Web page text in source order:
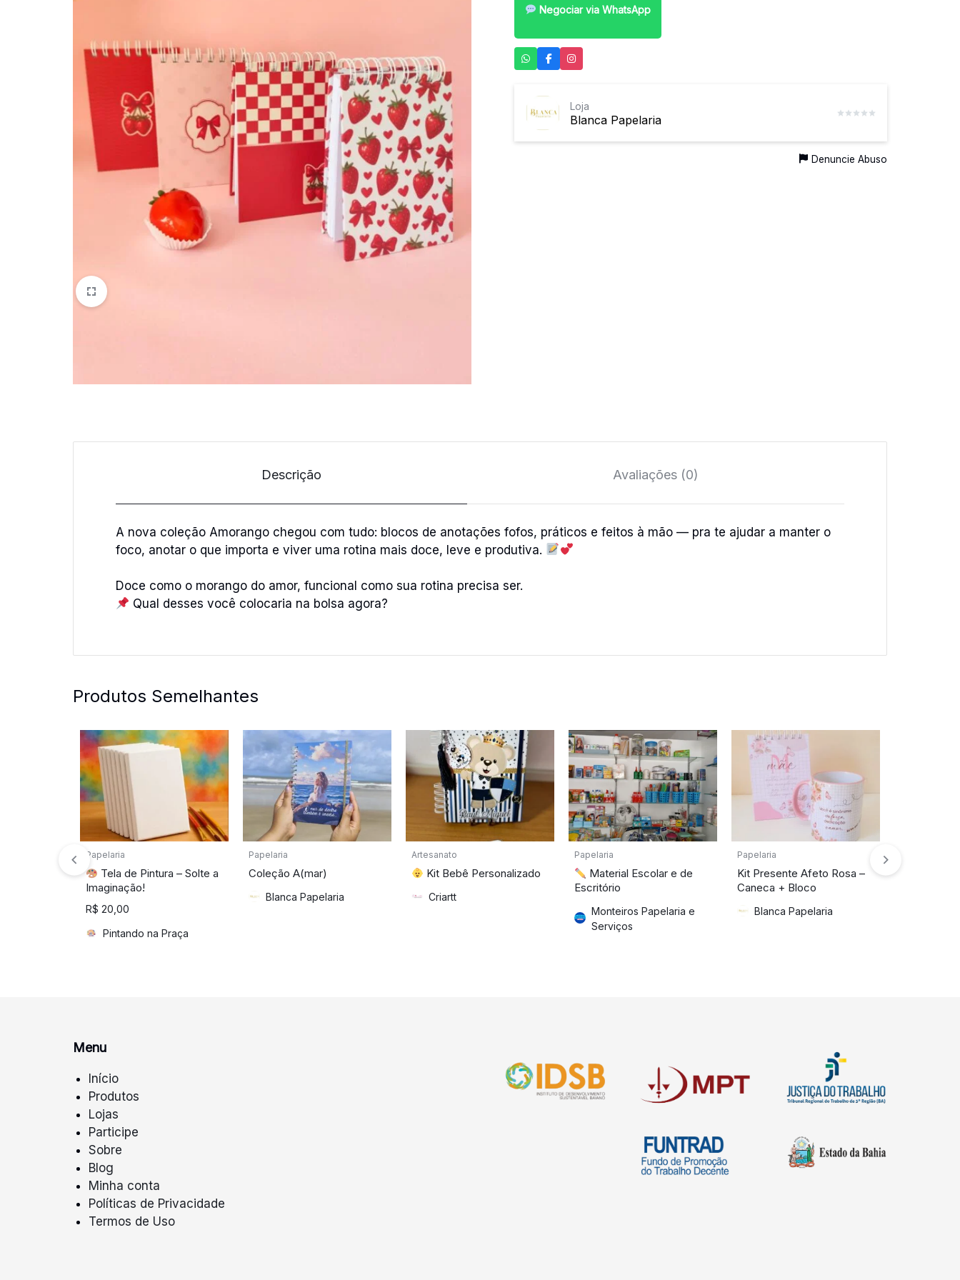
mais
precisa!
Negociar via WhatsApp
Blanca Papelaria
Loja
Denuncie Abuso
Descrição Avaliações (0)
A nova coleção Amorango chegou com tudo: blocos de anotações fofos, práticos e feitos à mão — pra te ajudar a manter o
foco, anotar o que importa e viver uma rotina mais doce, leve e produtiva.
Doce como o morango do amor, funcional como sua rotina precisa ser.
Qual desses você colocaria na bolsa agora?
Produtos Semelhantes
Papelaria
Tela de Pintura – Solte a
Imaginação!
R$ 20,00
Pintando na Praça
Papelaria
Coleção A(mar)
Blanca Papelaria
Artesanato
Kit Bebê Personalizado
Criartt
Papelaria
Material Escolar e de
Escritório
Monteiros Papelaria e
Serviços
Papelaria
Kit Presente Afeto Rosa –
Caneca + Bloco
Blanca Papelaria
Menu
Início
Produtos
Lojas
Participe
Sobre
Blog
Minha conta
Políticas de Privacidade
Termos de Uso